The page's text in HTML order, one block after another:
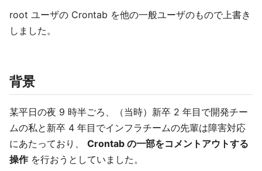
root ユーザの Crontab を他の一般ユーザのもので上書き
しました。
背景
某平日の夜 9 時半ごろ、（当時）新卒 2 年目で開発チー
ムの私と新卒 4 年目でインフラチームの先輩は障害対応
にあたっており、 Crontab の一部をコメントアウトする
操作を行おうとしていました。